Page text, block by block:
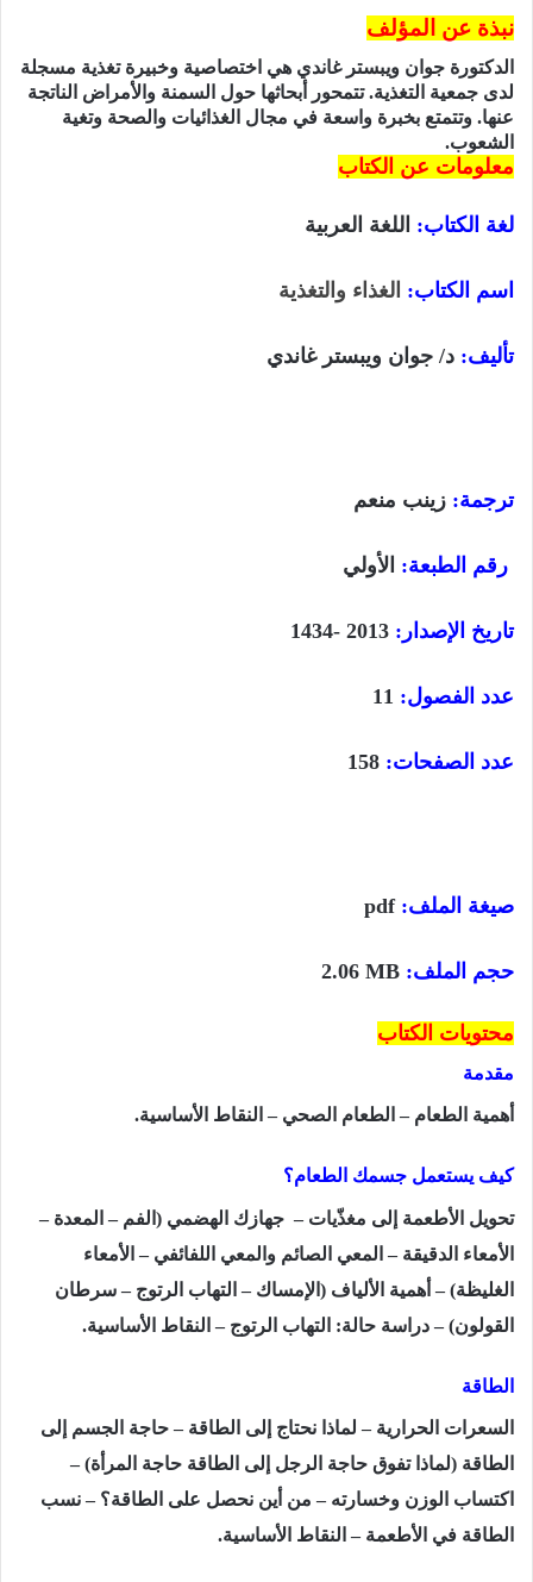
نبذة عن المؤلف
الدكتورة جوان ويبستر غاندي هي اختصاصية وخبيرة تغذية مسجلة
لدى جمعية التغذية. تتمحور أبحاثها حول السمنة والأمراض الناتجة
عنها. وتتمتع بخبرة واسعة في مجال الغذائيات والصحة وتغية
الشعوب.
معلومات عن الكتاب
لغة الكتاب: اللغة العربية
اسم الكتاب: الغذاء والتغذية
تأليف: د/ جوان ويبستر غاندي
ترجمة: زينب منعم
رقم الطبعة: الأولي
تاريخ الإصدار: 1434- 2013
عدد الفصول: 11
عدد الصفحات: 158
صيغة الملف:pdf
حجم الملف: 2.06 MB
محتويات الكتاب
مقدمة
أهمية الطعام – الطعام الصحي – النقاط الأساسية.
كيف يستعمل جسمك الطعام؟
تحويل الأطعمة إلى مغذّيات – جهازك الهضمي (الفم – المعدة –
الأمعاء الدقيقة – المعي الصائم والمعي اللفائفي – الأمعاء
الغليظة) – أهمية الألياف (الإمساك – التهاب الرتوج – سرطان
القولون) – دراسة حالة: التهاب الرتوج – النقاط الأساسية.
الطاقة
السعرات الحرارية – لماذا نحتاج إلى الطاقة – حاجة الجسم إلى
الطاقة (لماذا تفوق حاجة الرجل إلى الطاقة حاجة المرأة) –
اكتساب الوزن وخسارته – من أين نحصل على الطاقة؟ – نسب
الطاقة في الأطعمة – النقاط الأساسية.